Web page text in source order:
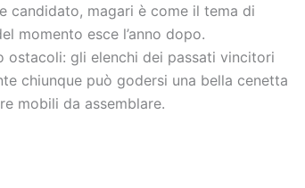
candidato, magari è come il tema di
momento esce l’anno dopo.
ostacoli: gli elenchi dei passati vincitori
chiunque può godersi una bella cenetta
mobili da assemblare.